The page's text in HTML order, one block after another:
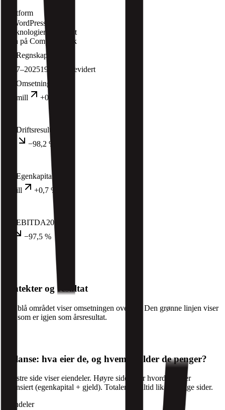
Plattform
WordPress
teknologier
oppdaget
Kun på Companybook
Regnskap
2007–202519
Revidert
Omsetning
5,9 mill
+0,1 %
Driftsresultat
−98,2 %
Egenkapital
3 mill
+0,7 %
EBITDA2025
−97,5 %
Inntekter og resultat
Det blå området viser omsetningen over tid. Den grønne linjen viser
hva som er igjen som årsresultat.
Balanse: hva eier de, og hvem skylder de penger?
Venstre side viser eiendeler. Høyre side viser hvordan de er
finansiert (egenkapital + gjeld). Totalen er alltid lik på begge sider.
Eiendeler